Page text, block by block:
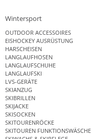
Wintersport
OUTDOOR ACCESSOIRES
EISHOCKEY AUSRÜSTUNG
HARSCHEISEN
LANGLAUFHOSEN
LANGLAUFSCHUHE
LANGLAUFSKI
LVS-GERÄTE
SKIANZUG
SKIBRILLEN
SKIJACKE
SKISOCKEN
SKITOURENRÖCKE
SKITOUREN FUNKTIONSWÄSCHE